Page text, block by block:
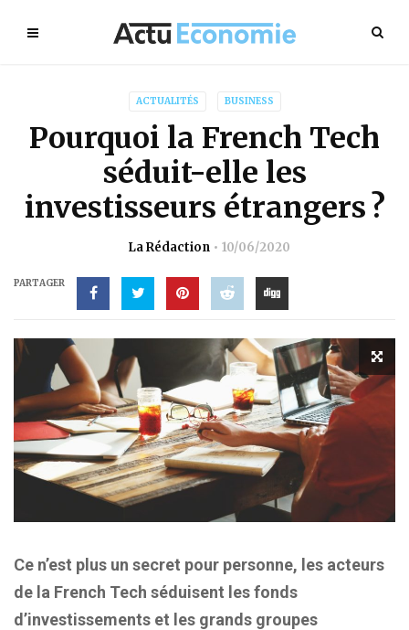
ACTUALITÉS BUSINESS
Pourquoi la French Tech
séduit-elle les
investisseurs étrangers ?
La Rédaction 10/06/2020
PARTAGER
Ce n’est plus un secret pour personne, les acteurs
de la French Tech séduisent les fonds
d’investissements et les grands groupes